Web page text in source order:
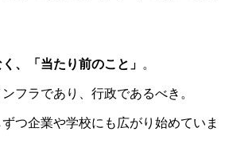
、「当たり前のこと」 。
フラであり、行政であるべき。
つ企業や学校にも広がり始めていま